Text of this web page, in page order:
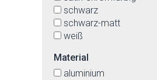
schwarz
schwarz-matt
weiß
Material
aluminium